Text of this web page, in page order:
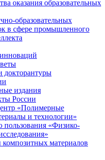
оказания образовательных
образовательных
в сфере промышленного
докторантуры
издания
России
«Полимерные
и технологии»
пользования «Физико-
материалов